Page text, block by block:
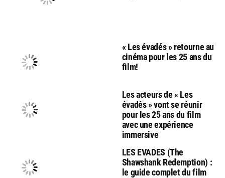
« Les évadés » retourne au
cinéma pour les 25 ans du
film!
Les acteurs de « Les
évadés » vont se réunir
pour les 25 ans du film
avec une expérience
immersive
LES EVADES (The
Shawshank Redemption) :
le guide complet du film